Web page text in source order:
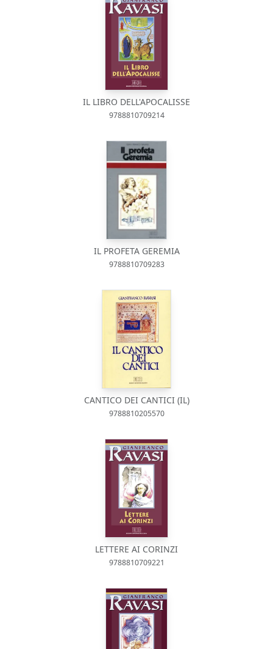
IL LIBRO DELL'APOCALISSE
9788810709214
IL PROFETA GEREMIA
9788810709283
CANTICO DEI CANTICI (IL)
9788810205570
LETTERE AI CORINZI
9788810709221